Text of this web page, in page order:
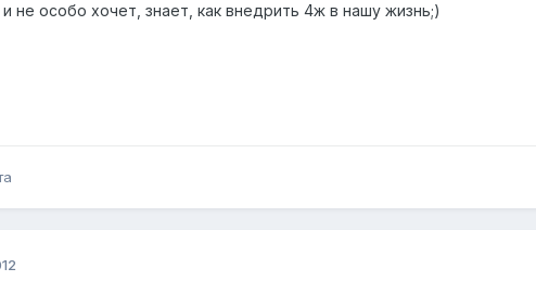
не особо хочет, знает, как внедрить 4ж в нашу жизнь;)